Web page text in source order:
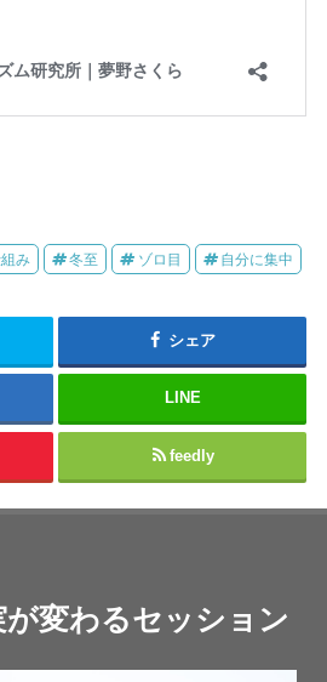
み 冬至 ゾロ目 自分に集中
シェア
LINE
feedly
が変わるセッション